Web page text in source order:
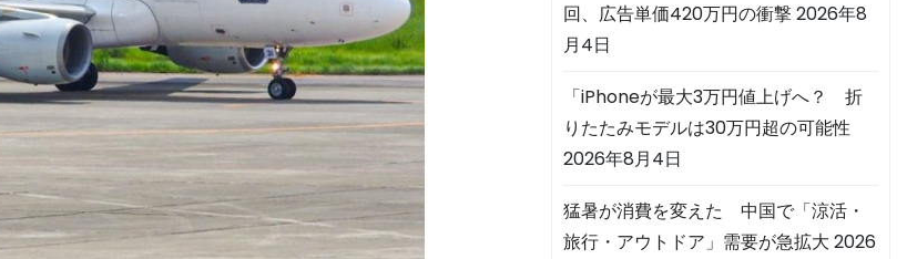
回、広告単価420万円の衝撃2026年8
月4日
「iPhoneが最大3万円値上げへ？ 折
りたたみモデルは30万円超の可能性
2026年8月4日
猛暑が消費を変えた 中国で「涼活・
旅行・アウトドア」需要が急拡大 2026